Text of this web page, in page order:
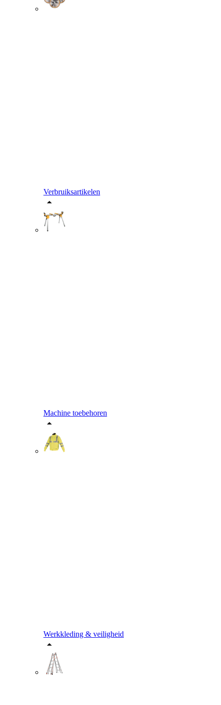
Verbruiksartikelen
Machine toebehoren
Werkkleding & veiligheid